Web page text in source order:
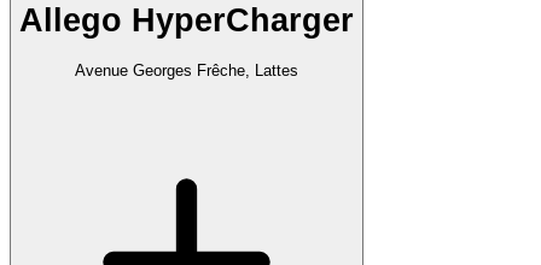
Allego HyperCharger
Avenue Georges Frêche, Lattes